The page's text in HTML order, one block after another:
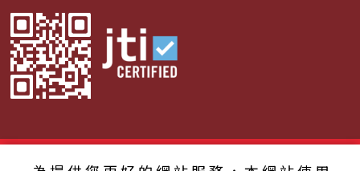
© 2024財團法人中央廣播電臺 版權所有